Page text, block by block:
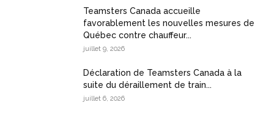
Teamsters Canada accueille
favorablement les nouvelles mesures de
Québec contre chauffeur...
juillet 9, 2026
Déclaration de Teamsters Canada à la
suite du déraillement de train...
juillet 6, 2026